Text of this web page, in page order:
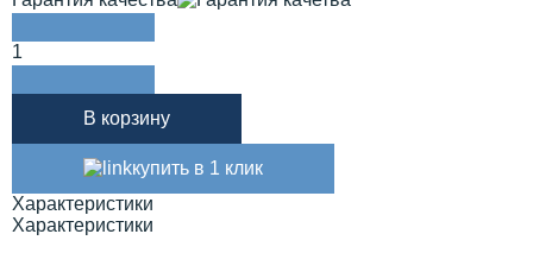
1
В корзину
купить в 1 клик
Характеристики
Характеристики